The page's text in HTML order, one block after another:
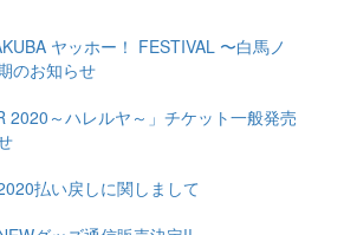
ヤッホー！ FESTIVAL 〜白馬ノ
のお知らせ
2020～ハレルヤ～」チケット一般発売
払い戻しに関しまして